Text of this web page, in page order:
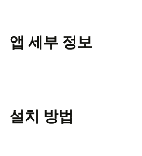
앱 세부 정보
설치 방법